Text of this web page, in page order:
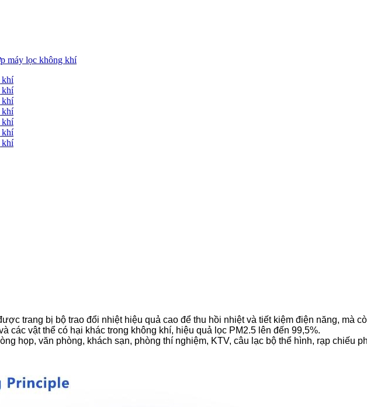
trang bị bộ trao đổi nhiệt hiệu quả cao để thu hồi nhiệt và tiết kiệm điện năng, mà
các vật thể có hại khác trong không khí, hiệu quả lọc PM2.5 lên đến 99,5%.
họp, văn phòng, khách sạn, phòng thí nghiệm, KTV, câu lạc bộ thể hình, rạp chiếu